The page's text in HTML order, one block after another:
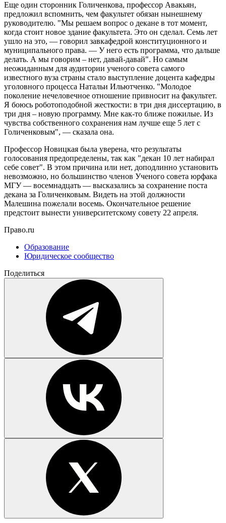
Еще один сторонник Голиченкова, профессор Авакьян,
предложил вспомнить, чем факультет обязан нынешнему
руководителю. "Мы решаем вопрос о декане в тот момент,
когда стоит новое здание факультета. Это он сделал. Семь лет
ушло на это, — говорил завкафедрой конституционного и
муниципального права. — У него есть программа, что дальше
делать. А мы говорим – нет, давай-давай". Но самым
неожиданным для аудитории ученого совета самого
известного вуза страны стало выступление доцента кафедры
уголовного процесса Натальи Ильютченко. "Молодое
поколение нечеловечное отношение привносит на факультет.
Я боюсь роботоподобной жесткости: в три дня диссертацию, в
три дня – новую программу. Мне как-то ближе пожилые. Из
чувства собственного сохранения нам лучше еще 5 лет с
Голиченковым", — сказала она.
Профессор Новицкая была уверена, что результаты
голосования предопределены, так как "декан 10 лет набирал
себе совет". В этом причина или нет, доподлинно установить
невозможно, но большинство членов Ученого совета юрфака
МГУ — восемнадцать — высказались за сохранение поста
декана за Голиченковым. Видеть на этой должности
Малешина пожелали восемь. Окончательное решение
предстоит вынести университетскому совету 22 апреля.
Право.ru
Образование
Юридическое сообщество
Поделиться